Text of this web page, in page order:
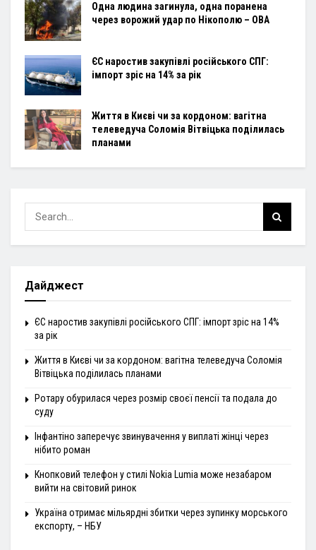
Одна людина загинула, одна поранена
через ворожий удар по Нікополю – ОВА
ЄС наростив закупівлі російського СПГ:
імпорт зріс на 14% за рік
Життя в Києві чи за кордоном: вагітна
телеведуча Соломія Вітвіцька поділилась
планами
Дайджест
ЄС наростив закупівлі російського СПГ: імпорт зріс на 14%
за рік
Життя в Києві чи за кордоном: вагітна телеведуча Соломія
Вітвіцька поділилась планами
Ротару обурилася через розмір своєї пенсії та подала до
суду
Інфантіно заперечує звинувачення у виплаті жінці через
нібито роман
Кнопковий телефон у стилі Nokia Lumia може незабаром
вийти на світовий ринок
Україна отримає мільярдні збитки через зупинку морського
експорту, – НБУ